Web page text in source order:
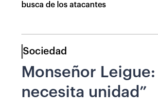
busca de los atacantes
Sociedad
Monseñor
necesita unidad”